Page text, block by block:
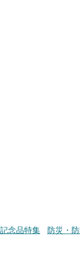
記念品特集 防災・